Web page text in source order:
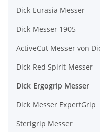
Dick Eurasia Messer
Dick Messer 1905
ActiveCut Messer von
Dick Red Spirit Messer
Dick Ergogrip Messer
Dick Messer ExpertGrip
Sterigrip Messer